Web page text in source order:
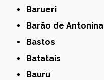
Barueri
Barão de Antonina
Bastos
Batatais
Bauru